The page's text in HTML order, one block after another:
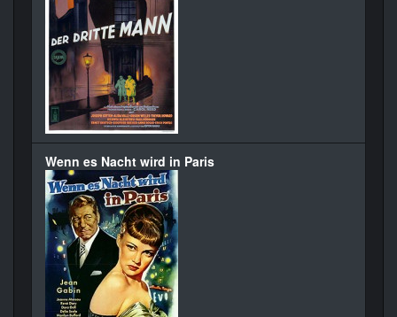
Wenn es Nacht wird in Paris